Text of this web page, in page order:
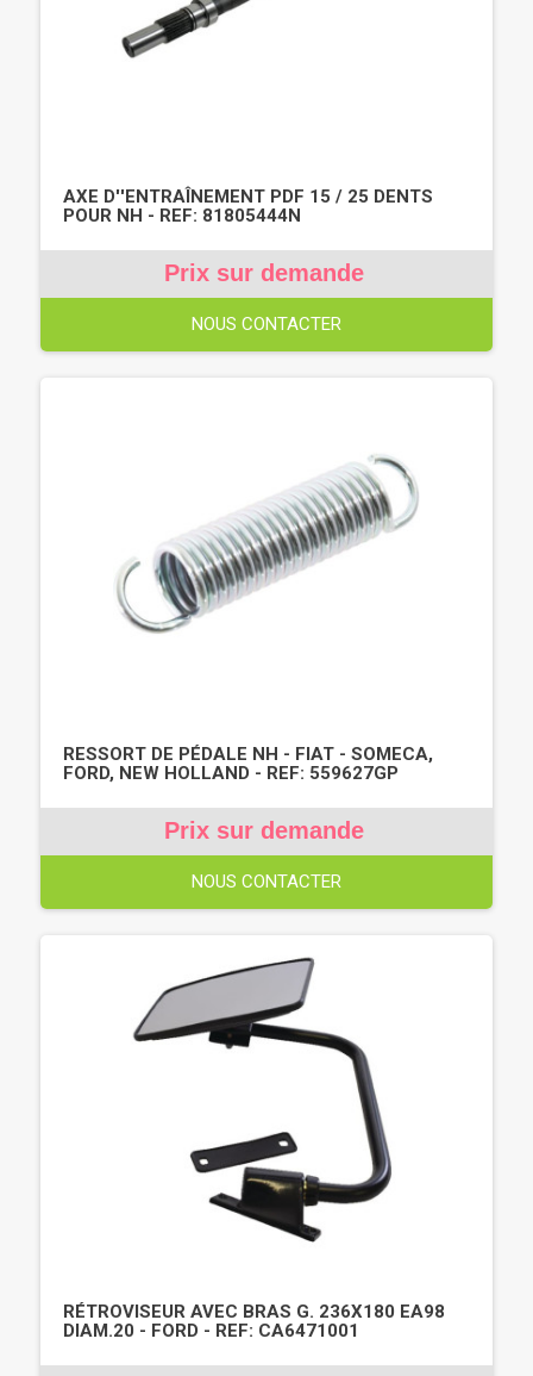
AXE D''ENTRAÎNEMENT PDF 15 / 25 DENTS
POUR NH - REF: 81805444N
Prix sur demande
NOUS CONTACTER
RESSORT DE PÉDALE NH - FIAT - SOMECA,
FORD, NEW HOLLAND - REF: 559627GP
Prix sur demande
NOUS CONTACTER
RÉTROVISEUR AVEC BRAS G. 236X180 EA98
DIAM.20 - FORD - REF: CA6471001